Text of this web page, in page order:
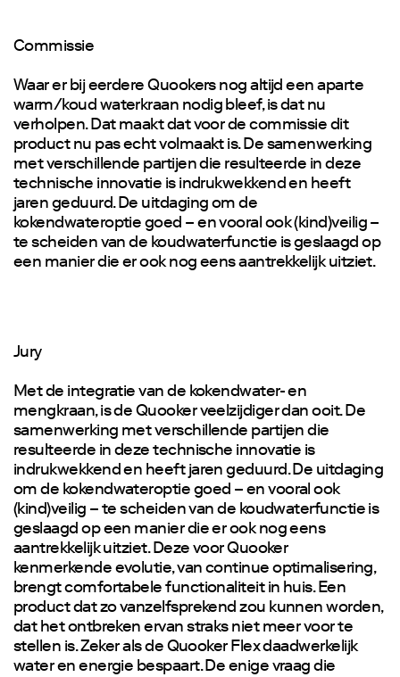
Commissie
Waar er bij eerdere Quookers nog altijd een aparte
warm/koud waterkraan nodig bleef, is dat nu
verholpen. Dat maakt dat voor de commissie dit
product nu pas echt volmaakt is. De samenwerking
met verschillende partijen die resulteerde in deze
technische innovatie is indrukwekkend en heeft
jaren geduurd. De uitdaging om de
kokendwateroptie goed – en vooral ook (kind)veilig –
te scheiden van de koudwaterfunctie is geslaagd op
een manier die er ook nog eens aantrekkelijk uitziet.
Jury
Met de integratie van de kokendwater- en
mengkraan, is de Quooker veelzijdiger dan ooit. De
samenwerking met verschillende partijen die
resulteerde in deze technische innovatie is
indrukwekkend en heeft jaren geduurd. De uitdaging
om de kokendwateroptie goed – en vooral ook
(kind)veilig – te scheiden van de koudwaterfunctie is
geslaagd op een manier die er ook nog eens
aantrekkelijk uitziet. Deze voor Quooker
kenmerkende evolutie, van continue optimalisering,
brengt comfortabele functionaliteit in huis. Een
product dat zo vanzelfsprekend zou kunnen worden,
dat het ontbreken ervan straks niet meer voor te
stellen is. Zeker als de Quooker Flex daadwerkelijk
water en energie bespaart. De enige vraag die